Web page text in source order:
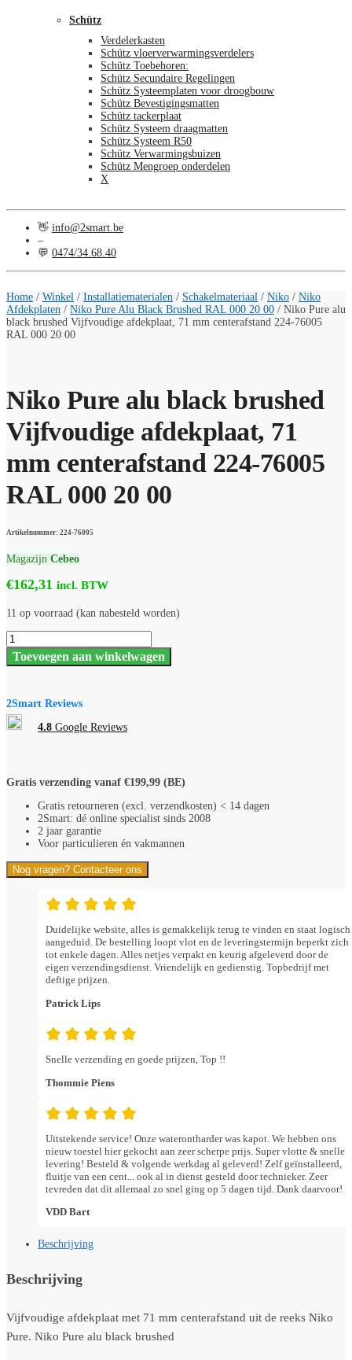
Schütz
Verdelerkasten
Schütz vloerverwarmingsverdelers
Schütz Toebehoren:
Schütz Secundaire Regelingen
Schütz Systeemplaten voor droogbouw
Schütz Bevestigingsmatten
Schütz tackerplaat
Schütz Systeem draagmatten
Schütz Systeem R50
Schütz Verwarmingsbuizen
Schütz Mengroep onderdelen
X
👋 info@2smart.be
–
💬 0474/34.68.40
Home / Winkel / Installatiematerialen / Schakelmateriaal / Niko / Niko
Afdekplaten / Niko Pure Alu Black Brushed RAL 000 20 00 / Niko Pure alu
black brushed Vijfvoudige afdekplaat, 71 mm centerafstand 224-76005
RAL 000 20 00
Niko Pure alu black brushed
Vijfvoudige afdekplaat, 71
mm centerafstand 224-76005
RAL 000 20 00
Artikelnummer: 224-76005
Magazijn Cebeo
€162,31 incl. BTW
11 op voorraad (kan nabesteld worden)
Niko
Pure
alu
Vijfvoudige
afdekplaat,
71
RAL
Toevoegen aan winkelwagen
2Smart Reviews
4.8 Google Reviews
Gratis verzending vanaf €199,99 (BE)
Gratis retourneren (excl. verzendkosten) < 14 dagen
2Smart: dé online specialist sinds 2008
2 jaar garantie
Voor particulieren én vakmannen
Nog vragen? Contacteer ons
Duidelijke website, alles is gemakkelijk terug te vinden en staat logisch
aangeduid. De bestelling loopt vlot en de leveringstermijn beperkt zich
tot enkele dagen. Alles netjes verpakt en keurig afgeleverd door de
eigen verzendingsdienst. Vriendelijk en gedienstig. Topbedrijf met
deftige prijzen.
Patrick Lips
Snelle verzending en goede prijzen, Top !!
Thommie Piens
Uitstekende service! Onze waterontharder was kapot. We hebben ons
nieuw toestel hier gekocht aan zeer scherpe prijs. Super vlotte & snelle
levering! Besteld & volgende werkdag al geleverd! Zelf geïnstalleerd,
fluitje van een cent... ook al in dienst gesteld door technieker. Zeer
tevreden dat dit allemaal zo snel ging op 5 dagen tijd. Dank daarvoor!
VDD Bart
Beschrijving
Beschrijving
Vijfvoudige afdekplaat met 71 mm centerafstand uit de reeks Niko
Pure. Niko Pure alu black brushed